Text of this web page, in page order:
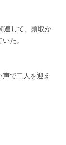
連して、頭取か
た。
で二人を迎え